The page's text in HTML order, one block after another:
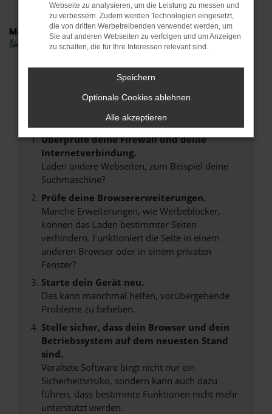
Marken
Škoda
Fehler: Network Error
Beim Laden ist ein Fehler aufgetreten.
Hier sind ein paar Tipps, die dir helfen können:
Überprüfe deine Firewall und deine
Internetverbindung.
Laden andere Webseiten, zum Beispiel deine
Suchmaschine?
Prüfe deine Browsererweiterungen.
Manche Erweiterungen, wie Werbeblocker,
können das Laden bestimmter Seiten
verhindern. Funktioniert die Seite in einem
anderen Browser oder in einem privaten
Fenster?
Starte dein Gerät neu.
Das kann manchmal helfen, vorübergehende
Probleme zu beheben.
Stelle sicher, dass dein Browser und dein
Betriebssystem auf dem neuesten Stand
sind.
Veraltete Software birgt nicht nur ein
Sicherheitsrisiko, sondern kann auch dazu
führen, dass bestimmte Funktionen nicht mehr
unterstützt werden.
Webseite zu analysieren, um die Leistung zu messen und
zu verbessern. Zudem werden Technologien eingesetzt,
die von dritten Werbetreibenden verwendet werden, um
Sie auf anderen Webseiten zu verfolgen und um Anzeigen
zu schalten, die für Ihre Interessen relevant sind.
Speichern
Optionale Cookies ablehnen
Alle akzeptieren